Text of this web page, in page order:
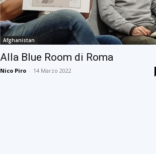
Afghanistan
Alla Blue Room di Roma
Nico Piro - 14 Marzo 2022